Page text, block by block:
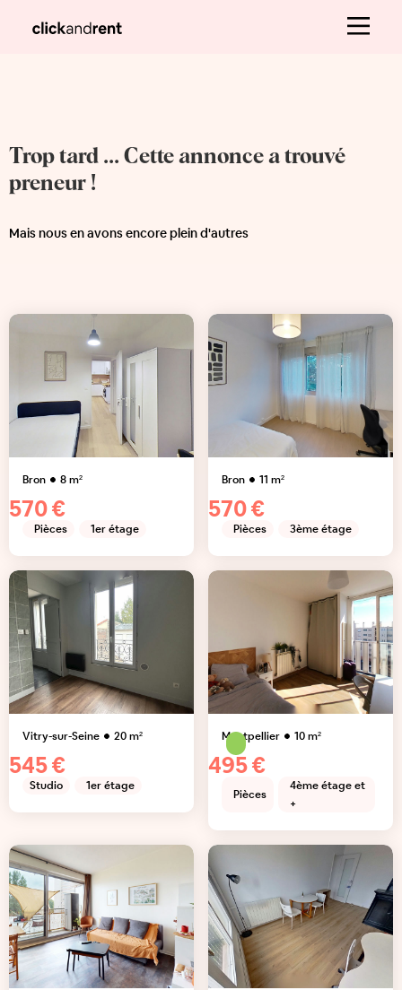
Trop tard ... Cette annonce a trouvé
preneur !
Mais nous en avons encore plein d'autres
Bron 8m²
570 €
Pièces 1er étage
Bron 11 m²
570 €
Pièces 3ème étage
Vitry-sur-Seine 20m²
545 €
Studio 1er étage
Montpellier 10m²
495 €
Pièces
4ème étage et
+